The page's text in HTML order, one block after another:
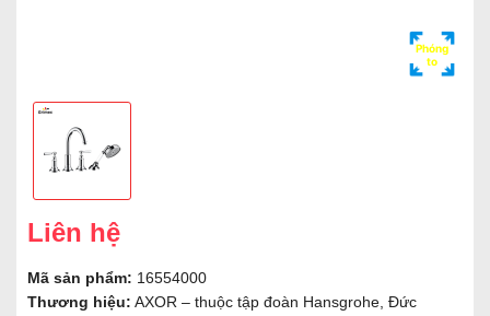
Phóng
to
Liên hệ
Mã sản phẩm: 16554000
Thương hiệu: AXOR – thuộc tập đoàn Hansgrohe, Đức